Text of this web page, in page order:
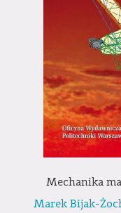
Mechanika
Marek Bijak-